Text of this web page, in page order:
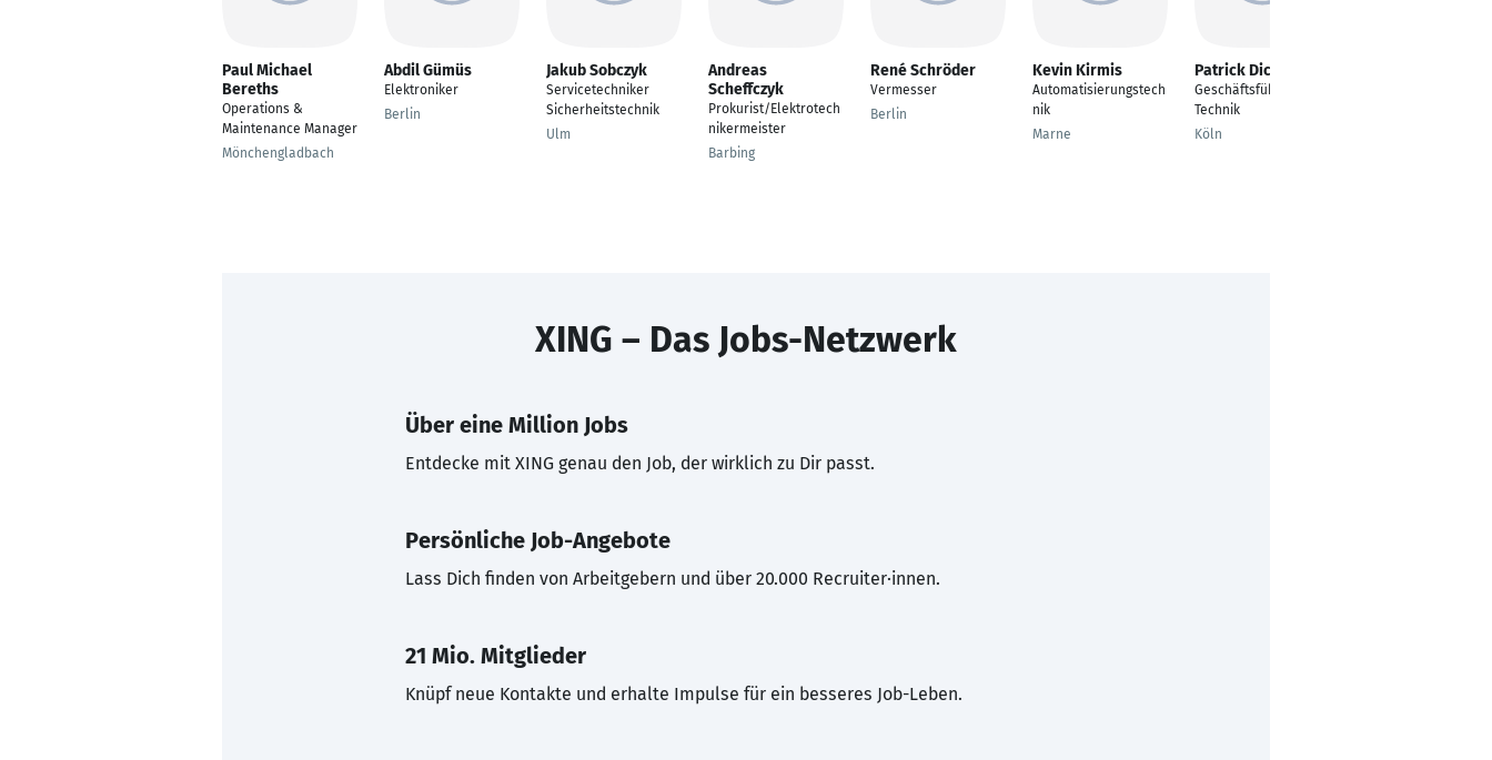
Paul Michael
Bereths
Operations &
Maintenance Manager
Mönchengladbach
Abdil Gümüs
Elektroniker
Berlin
Jakub Sobczyk
Servicetechniker
Sicherheitstechnik
Ulm
Andreas
Scheffczyk
Prokurist/Elektrotech
nikermeister
Barbing
René Schröder
Vermesser
Berlin
Kevin Kirmis
Automatisierungstech
nik
Marne
Patrick Dickes
Geschäftsführer
Technik
Köln
XING – Das Jobs-Netzwerk
Über eine Million Jobs
Entdecke mit XING genau den Job, der wirklich zu Dir passt.
Persönliche Job-Angebote
Lass Dich finden von Arbeitgebern und über 20.000 Recruiter·innen.
21 Mio. Mitglieder
Knüpf neue Kontakte und erhalte Impulse für ein besseres Job-Leben.